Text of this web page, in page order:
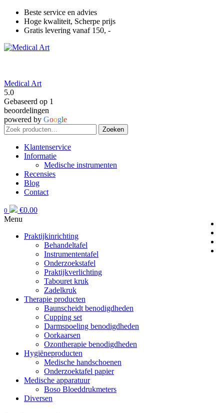
Beste service en advies
Hoge kwaliteit, Scherpe prijs
Gratis levering vanaf 150, -
Medical Art
5.0
Gebaseerd op 1
beoordelingen
powered by Google
Zoeken
naar:
Zoeken
Klantenservice
Informatie
Medische instrumenten
Recensies
Blog
Contact
0 €0.00
Menu
Praktijkinrichting
Behandeltafel
Instrumententafel
Onderzoekstafel
Praktijkverlichting
Tabouret kruk
Zadelkruk
Therapie producten
Baunscheidt benodigdheden
Cupping set
Darmspoeling benodigdheden
Oorkaarsen
Ozontherapie benodigdheden
Hygiëneproducten
Medische handschoenen
Onderzoektafel papier
Medische apparatuur
Boso Bloeddrukmeters
Diversen